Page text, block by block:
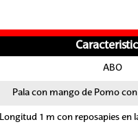
ABO
Pala con mango de Pomo
Longitud 1 m con reposapies en